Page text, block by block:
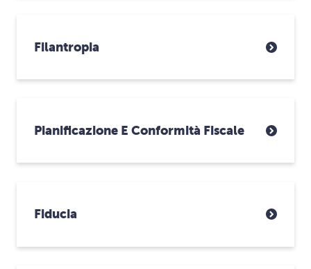
Filantropia
Pianificazione E Conformità Fiscale
Fiducia